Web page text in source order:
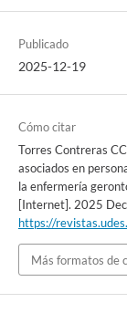
Publicado
2025-12-19
Cómo citar
Torres Contreras
asociados en
la enfermería
[Internet]. 2025
https://
Más formatos de